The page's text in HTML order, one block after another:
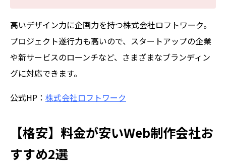
高いデザイン力に企画力を持つ株式会社ロフトワーク。
プロジェクト遂行力も高いので、スタートアップの企業
や新サービスのローンチなど、さまざまなブランディン
グに対応できます。
公式HP： 株式会社ロフトワーク
【格安】料金が安いWeb制作会社お
すすめ2選